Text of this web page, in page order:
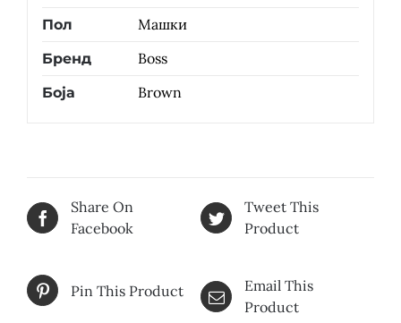
Пол Машки
Бренд Boss
Боја Brown
Share On
Facebook
Tweet This
Product
Pin This Product
Email This
Product